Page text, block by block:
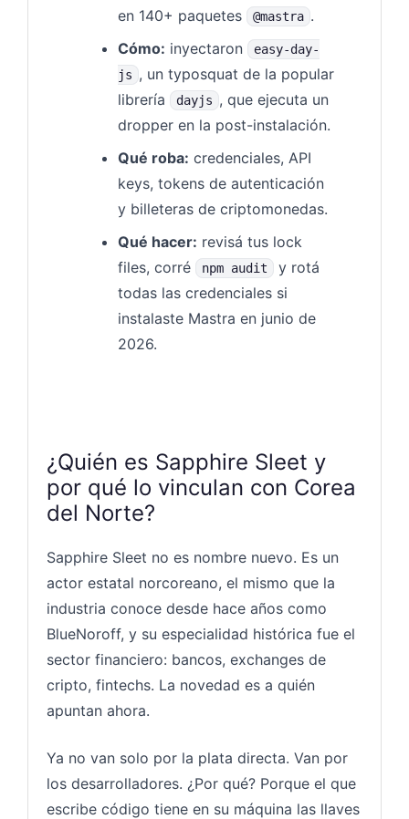
en 140+ paquetes
@mastra .
Cómo: inyectaron
easy-day-
js , un typosquat de la popular
librería
dayjs , que ejecuta un
dropper en la post-instalación.
Qué roba: credenciales, API
keys, tokens de autenticación
y billeteras de criptomonedas.
Qué hacer: revisá tus lock
files, corré
npm audit
y rotá
todas las credenciales si
instalaste Mastra en junio de
2026.
¿Quién es Sapphire Sleet y
por qué lo vinculan con Corea
del Norte?
Sapphire Sleet no es nombre nuevo. Es un
actor estatal norcoreano, el mismo que la
industria conoce desde hace años como
BlueNoroff, y su especialidad histórica fue el
sector financiero: bancos, exchanges de
cripto, fintechs. La novedad es a quién
apuntan ahora.
Ya no van solo por la plata directa. Van por
los desarrolladores. ¿Por qué? Porque el que
escribe código tiene en su máquina las llaves